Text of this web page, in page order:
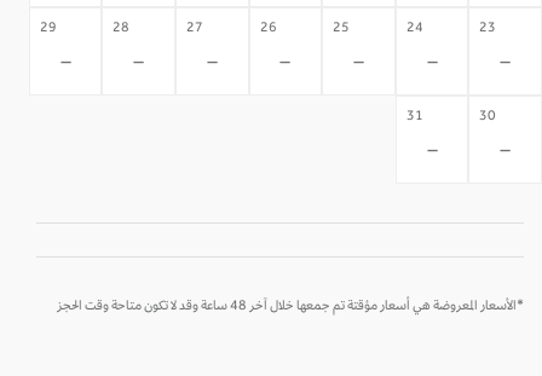
23
-
24
-
25
-
26
-
27
-
28
-
29
-
30
-
31
-
*الأسعار المعروضة هي أسعار مؤقتة تم جمعها خلال آخر 48 ساعة وقد لا تكون متاحة وقت الحجز